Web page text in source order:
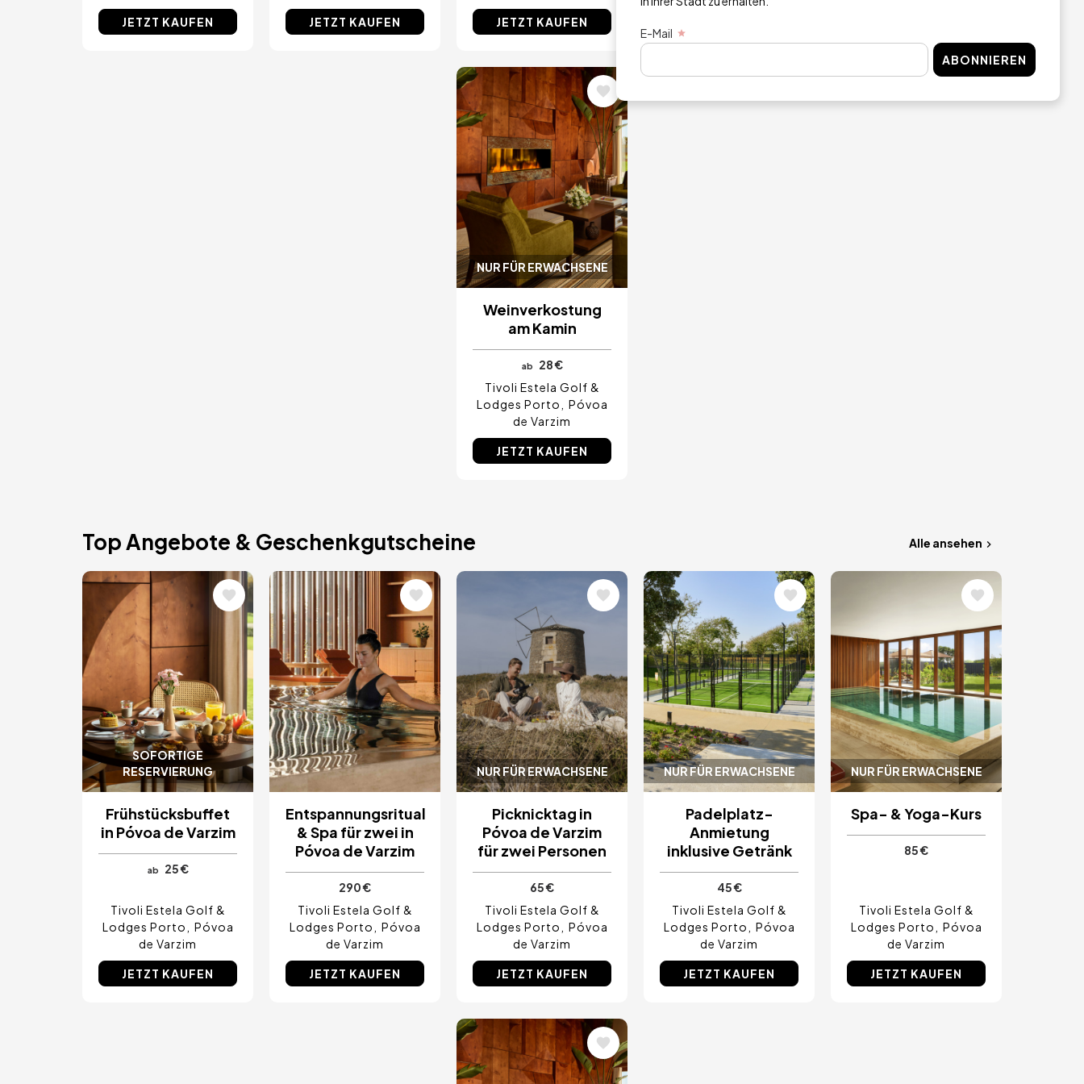
JETZT KAUFEN JETZT KAUFEN JETZT KAUFEN
NUR FÜR ERWACHSENE
Bild
Weinverkostung
am Kamin
ab
28 €
Tivoli Estela Golf &
Lodges Porto
Póvoa
de Varzim
JETZT KAUFEN
Top Angebote & Geschenkgutscheine Alle ansehen
SOFORTIGE
RESERVIERUNG
Bild
Frühstücksbuffet
in Póvoa de Varzim
ab 25 €
Tivoli Estela Golf &
Lodges Porto
Póvoa
de Varzim
JETZT KAUFEN
Bild
Entspannungsritual
& Spa für zwei in
Póvoa de Varzim
290 €
Tivoli Estela Golf &
Lodges Porto
Póvoa
de Varzim
JETZT KAUFEN
NUR FÜR ERWACHSENE
Picknicktag in
Póvoa de Varzim
für zwei Personen
65 €
Tivoli Estela Golf &
Lodges Porto
Póvoa
de Varzim
JETZT KAUFEN
NUR FÜR ERWACHSENE
Bild
Padelplatz-
Anmietung
inklusive Getränk
45 €
Tivoli Estela Golf &
Lodges Porto
Póvoa
de Varzim
JETZT KAUFEN
NUR FÜR ERWACHSENE
Spa- & Yoga-Kurs
85 €
Tivoli Estela Golf &
Lodges Porto
Póvoa
de Varzim
JETZT KAUFEN
Bild
E-Mail
ABONNIEREN